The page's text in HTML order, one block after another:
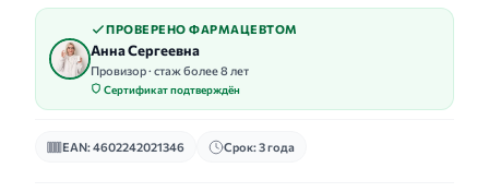
ПРОВЕРЕНО ФАРМАЦЕВТОМ
Анна Сергеевна
Провизор · стаж более 8 лет
Сертификат подтверждён
EAN: 4602242021346 Срок: 3 года